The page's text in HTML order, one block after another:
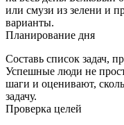
или смузи из зелени и
варианты.
Планирование дня
Составь список задач,
Успешные люди не
шаги и оценивают,
задачу.
Проверка целей